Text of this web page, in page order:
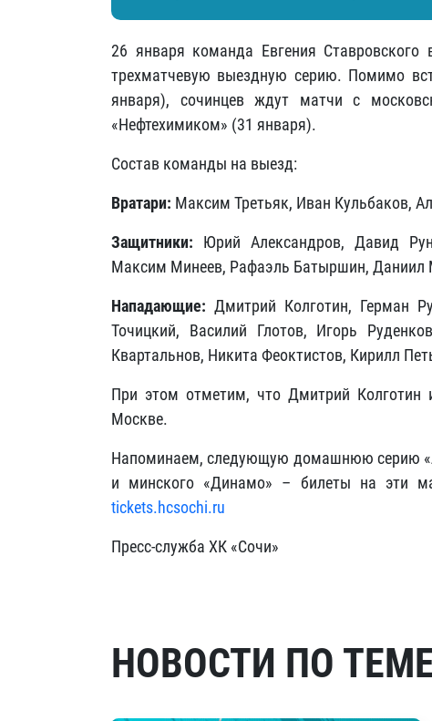
26 января команда Евгения
трехматчевую выездную серию. Помимо
января), сочинцев ждут матчи с
«Нефтехимиком» (31 января).
Состав команды на выезд:
Вратари: Максим Третьяк, Иван Кульбаков,
Защитники: Юрий Александров, Давид
Максим Минеев, Рафаэль Батыршин, Даниил
Нападающие: Дмитрий Колготин, Герман
Точицкий, Василий Глотов, Игорь
Квартальнов, Никита Феоктистов, Кирилл
При этом отметим, что Дмитрий
Москве.
Напоминаем, следующую домашнюю серию
и минского «Динамо» – билеты на эти
tickets.hcsochi.ru
Пресс-служба ХК «Сочи»
НОВОСТИ ПО